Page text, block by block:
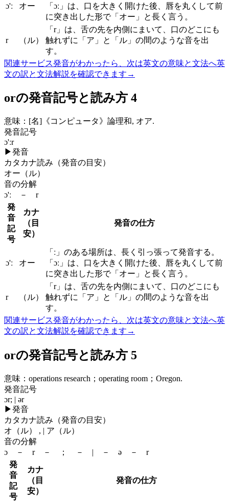
ɔ'ː オー
「ɔː」は、口を大きく開けた後、唇を丸くして前
に突き出した形で「オー」と長く言う。
r （ル）
「r」は、舌の先を内側にまいて、口のどこにも
触れずに「ア」と「ル」の間のような音を出
す。
関連サービス発音がわかったら、次は英文の意味と文法へ英
文の訳と文法解説を確認できます →
orの発音記号と読み方 4
意味： [名] 《コンピュータ》論理和, オア.
発音記号
ɔ'ːr
▶発音
カタカナ読み（発音の目安）
オー（ル）
音の分解
ɔ'ː － r
発
音
記
号
カナ
（目
安）
発音の仕方
ɔ'ː オー
「ː」のある場所は、長く引っ張って発音する。
「ɔː」は、口を大きく開けた後、唇を丸くして前
に突き出した形で「オー」と長く言う。
r （ル）
「r」は、舌の先を内側にまいて、口のどこにも
触れずに「ア」と「ル」の間のような音を出
す。
関連サービス発音がわかったら、次は英文の意味と文法へ英
文の訳と文法解説を確認できます →
orの発音記号と読み方 5
意味： operations research；operating room；Oregon.
発音記号
ɔr; | ər
▶発音
カタカナ読み（発音の目安）
オ（ル） , | ア（ル）
音の分解
ɔ － r － ； － | － ə － r
発
音
記
号
カナ
（目
安）
発音の仕方